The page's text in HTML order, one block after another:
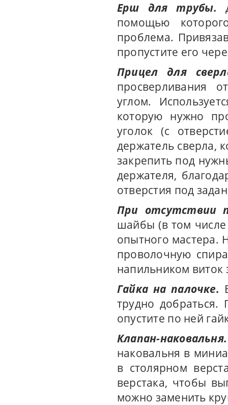
Ерш для трубы.
помощью
проблема.
пропустите его
Прицел для
просверливания
углом.
которую нужно
уголок (с
держатель
закрепить под
держателя,
отверстия под
При отсутствии
шайбы (в том
опытного мастера.
проволочную
напильником
Гайка на палочке.
трудно добраться.
опустите по ней
Клапан-наковальня.
наковальня в
в столярном
верстака, чтобы
можно заменить